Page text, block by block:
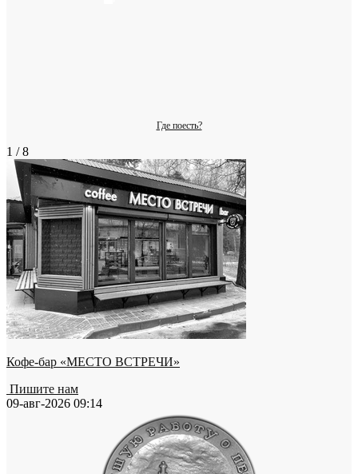
Где поесть?
1 / 8
Кофе-бар «МЕСТО ВСТРЕЧИ»
Пишите нам
09-авг-2026 09:14